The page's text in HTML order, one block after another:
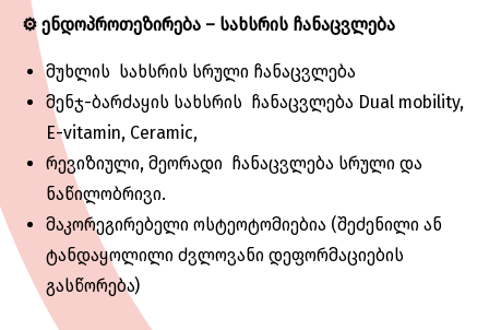
⚙️ ენდოპროთეზირება – სახსრის ჩანაცვლება
მუხლის სახსრის სრული ჩანაცვლება
მენჯ-ბარძაყის სახსრის ჩანაცვლება Dual mobility,
E-vitamin, Ceramic,
რევიზიული, მეორადი ჩანაცვლება სრული და
ნაწილობრივი.
მაკორეგირებელი ოსტეოტომიებია (შეძენილი ან
ტანდაყოლილი ძვლოვანი დეფორმაციების
გასწორება)